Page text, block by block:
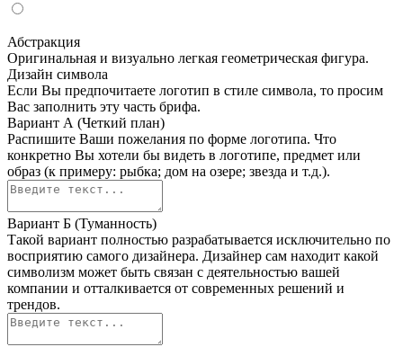
Абстракция
Оригинальная и визуально легкая геометрическая фигура.
Дизайн символа
Если Вы предпочитаете логотип в стиле символа, то просим
Вас заполнить эту часть брифа.
Вариант А (Четкий план)
Распишите Ваши пожелания по форме логотипа. Что
конкретно Вы хотели бы видеть в логотипе, предмет или
образ (к примеру: рыбка; дом на озере; звезда и т.д.).
Вариант Б (Туманность)
Такой вариант полностью разрабатывается исключительно по
восприятию самого дизайнера. Дизайнер сам находит какой
символизм может быть связан с деятельностью вашей
компании и отталкивается от современных решений и
трендов.